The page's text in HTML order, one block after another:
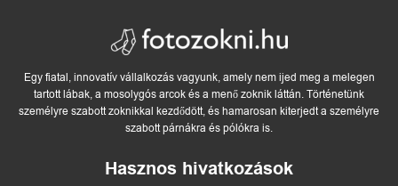
Egy fiatal, innovatív vállalkozás vagyunk, amely nem ijed meg a melegen
tartott lábak, a mosolygós arcok és a menő zoknik láttán. Történetünk
személyre szabott zoknikkal kezdődött, és hamarosan kiterjedt a személyre
szabott párnákra és pólókra is.
Hasznos hivatkozások